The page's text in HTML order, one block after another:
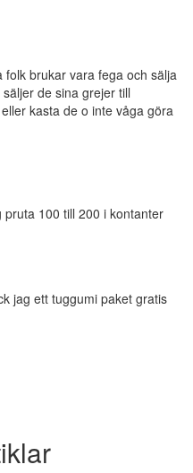
folk brukar vara fega och sälja
de sina grejer till
kasta de o inte våga göra
100 till 200 i kontanter
jag ett tuggumi paket gratis